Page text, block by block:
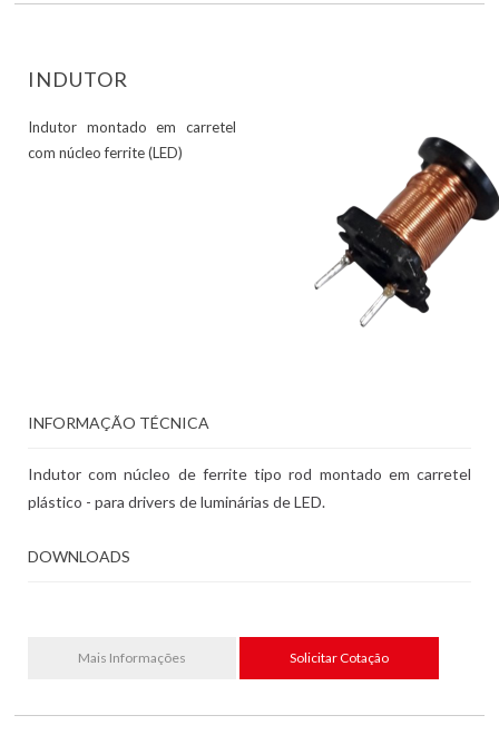
INDUTOR
Indutor montado em carretel
com núcleo ferrite (LED)
INFORMAÇÃO TÉCNICA
Indutor com núcleo de ferrite tipo rod montado em carretel
plástico - para drivers de luminárias de LED.
DOWNLOADS
Mais Informações Solicitar Cotação